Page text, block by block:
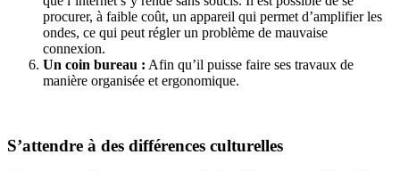
procurer, à faible coût, un appareil qui permet d’amplifier les
ondes, ce qui peut régler un problème de mauvaise
connexion.
Un coin bureau : Afin qu’il puisse faire ses travaux de
manière organisée et ergonomique.
S’attendre à des différences culturelles